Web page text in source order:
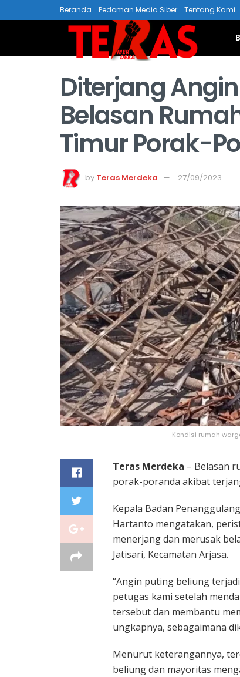
Beranda Pedoman Media Siber Tentang Kami
Diterjang
Belasan
Timur Porak-
by Teras Merdeka 27/09/2023
Kondisi rumah
Teras Merdeka – Belasan
porak-poranda akibat
Kepala Badan
Hartanto mengatakan,
menerjang dan merusak
Jatisari, Kecamatan Arjasa.
“Angin puting beliung
petugas kami setelah
tersebut dan membantu
ungkapnya, sebagaimana
Menurut keterangannya,
beliung dan mayoritas